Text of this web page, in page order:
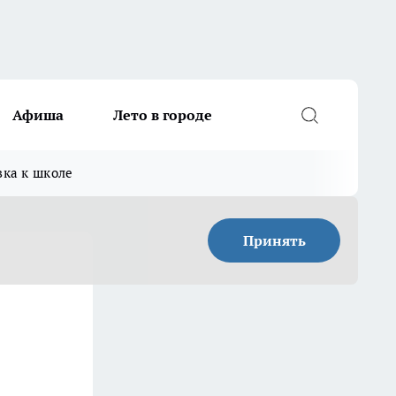
Афиша Лето в городе
к школе
Принять